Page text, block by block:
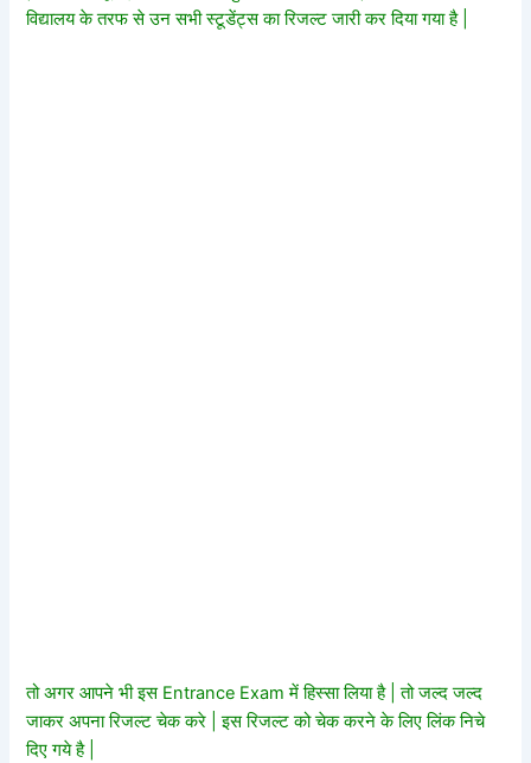
विद्यालय के तरफ से उन सभी स्टूडेंट्स का रिजल्ट जारी कर दिया गया है |
तो अगर आपने भी इस Entrance Exam में हिस्सा लिया है | तो जल्द जल्द
जाकर अपना रिजल्ट चेक करे | इस रिजल्ट को चेक करने के लिए लिंक निचे
दिए गये है |